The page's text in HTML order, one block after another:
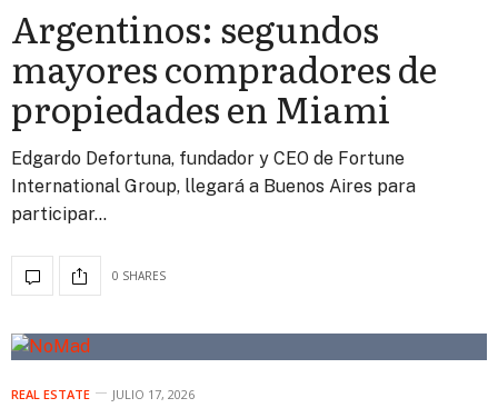
Argentinos: segundos
mayores compradores de
propiedades en Miami
Edgardo Defortuna, fundador y CEO de Fortune
International Group, llegará a Buenos Aires para
participar…
0 SHARES
REAL ESTATE JULIO 17, 2026